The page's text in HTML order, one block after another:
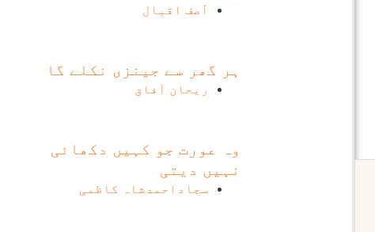
آصف اقبال
ہر گھر سے جینزی نکلے گا
ریحان آفاق
وہ عورت جو کہیں دکھائی
نہیں دیتی
سجاداحمدشاہ کاظمی